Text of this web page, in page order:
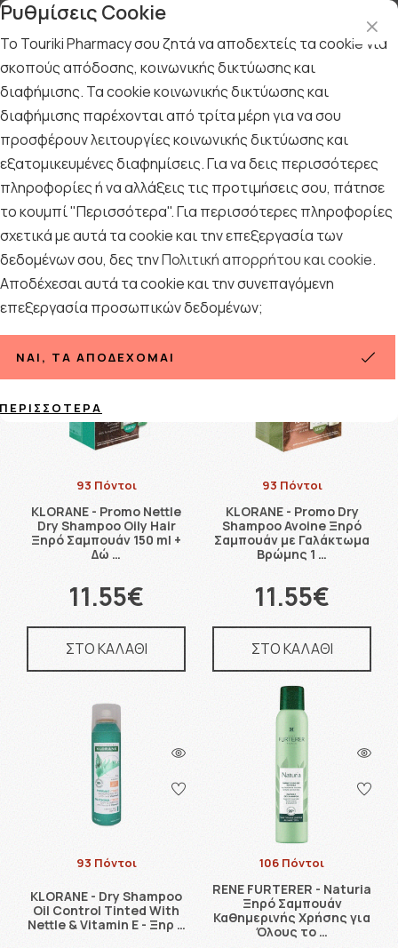
Αρχική / ΓΥΝΑΙΚΑ / Περιποίηση Μαλλιών / Dry Shampoo
Dry Shampoo
11 ΠΡΟΪΟΝΤΑ
Ταξινόμηση Προβολή
93 Πόντοι
KLORANE - Promo Nettle
Dry Shampoo Oily Hair
Ξηρό Σαμπουάν 150 ml +
Δώ …
11.55€
ΣΤΟ ΚΑΛΑΘΙ
93 Πόντοι
KLORANE - Promo Dry
Shampoo Avoine Ξηρό
Σαμπουάν με Γαλάκτωμα
Βρώμης 1 …
11.55€
ΣΤΟ ΚΑΛΑΘΙ
93 Πόντοι
KLORANE - Dry Shampoo
Oil Control Tinted With
Nettle & Vitamin E - Ξηρ …
106 Πόντοι
RENE FURTERER - Naturia
Ξηρό Σαμπουάν
Καθημερινής Χρήσης για
Όλους το …
Ρυθμίσεις Cookie
Το Touriki Pharmacy σου ζητά να αποδεχτείς τα cookie για
σκοπούς απόδοσης, κοινωνικής δικτύωσης και
διαφήμισης. Τα cookie κοινωνικής δικτύωσης και
διαφήμισης παρέχονται από τρίτα μέρη για να σου
προσφέρουν λειτουργίες κοινωνικής δικτύωσης και
εξατομικευμένες διαφημίσεις. Για να δεις περισσότερες
πληροφορίες ή να αλλάξεις τις προτιμήσεις σου, πάτησε
το κουμπί "Περισσότερα". Για περισσότερες πληροφορίες
σχετικά με αυτά τα cookie και την επεξεργασία των
δεδομένων σου, δες τηνΠολιτική απορρήτου και cookie.
Αποδέχεσαι αυτά τα cookie και την συνεπαγόμενη
επεξεργασία προσωπικών δεδομένων;
ΝΑΙ, ΤΑ ΑΠΟΔΈΧΟΜΑΙ
ΠΕΡΙΣΣΌΤΕΡΑ